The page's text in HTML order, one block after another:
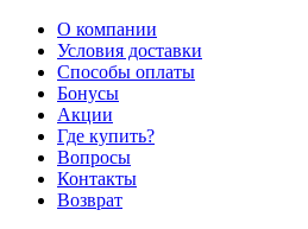
О компании
Условия доставки
Способы оплаты
Бонусы
Акции
Где купить?
Вопросы
Контакты
Возврат